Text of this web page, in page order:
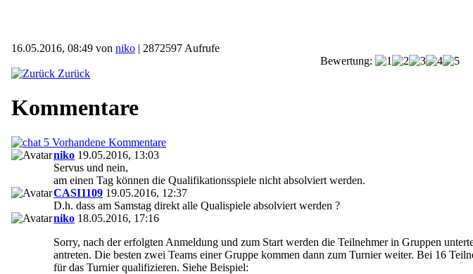
16.05.2016, 08:49 von niko | 2872597 Aufrufe
Bewertung:
Zurück
Kommentare
5 Vorhandene Kommentare
niko 19.05.2016, 13:03
Servus und nein,
am einen Tag können die Qualifikationsspiele nicht absolviert werden.
CASI1109 19.05.2016, 12:37
D.h. dass am Samstag direkt alle Qualispiele absolviert werden ?
niko 18.05.2016, 17:16
Sorry, nach der erfolgten Anmeldung und zum Start werden die Teilnehmer in Gruppen
antreten. Die besten zwei Teams einer Gruppe kommen dann zum Turnier weiter. Bei 16
für das Turnier qualifizieren. Siehe Beispiel: